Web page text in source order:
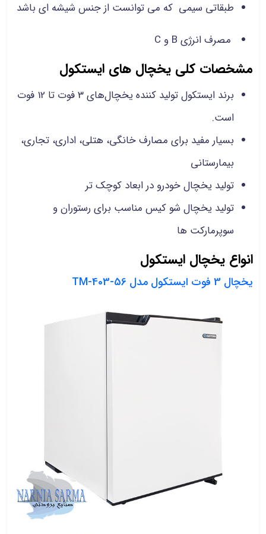
طبقاتی سیمی که می توانست از جنس شیشه ای باشد
مصرف انرژی B و C
مشخصات کلی یخچال های ایستکول
برند ایستکول تولید کننده یخچال‌های 3 فوت تا 12 فوت
است.
بسیار مفید برای مصارف خانگی، هتلی، اداری، تجاری،
بیمارستانی
تولید یخچال خودرو در ابعاد کوچک ‌تر
تولید یخچال‌ شو کیس مناسب برای رستوران و
سوپرمارکت‌ ها
انواع یخچال ایستکول
یخچال 3 فوت ایستکول مدل TM-403-56